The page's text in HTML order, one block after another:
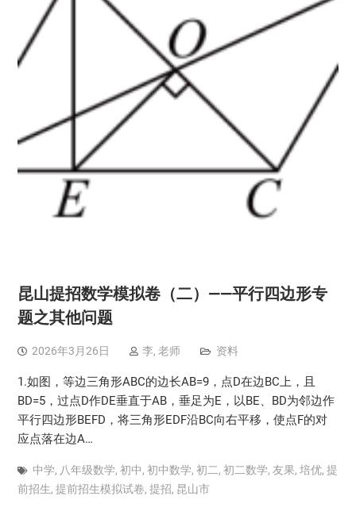
昆山提招数学模拟卷（二）——平行四边形专
题之其他问题
2026年3月26日 李, 老师 资料
1.如图，等边三角形ABC的边长AB=9，点D在边BC上，且
BD=5，过点D作DE垂直于AB，垂足为E，以BE、BD为邻边作
平行四边形BEFD，将三角形EDF沿BC向右平移，使点F的对
应点落在边A…
中学, 八年级数学, 初中, 初中数学, 初二, 初二数学, 友果, 培优, 提
前招生, 提前招生模拟试卷, 提招, 昆山市